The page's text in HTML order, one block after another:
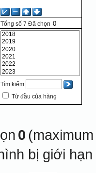
Tổng số 7 Đã chọn
Tìm kiếm
Từ đầu của hàng
0
bị giới